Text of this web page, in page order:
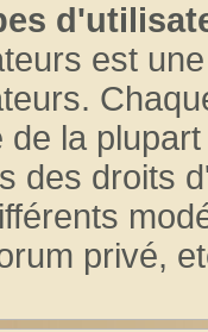
est
la
des droits
privé,